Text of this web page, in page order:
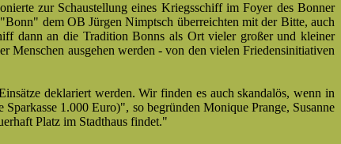
zur Schaustellung eines Kriegsschiff im Foyer des Bonner
dem OB Jürgen Nimptsch überreichten mit der Bitte, auch
dann an die Tradition Bonns als Ort vieler großer und kleiner
Menschen ausgehen werden - von den vielen Friedensinitiativen
deklariert werden. Wir finden es auch skandalös, wenn in
1.000 Euro)", so begründen Monique Prange, Susanne
Platz im Stadthaus findet."